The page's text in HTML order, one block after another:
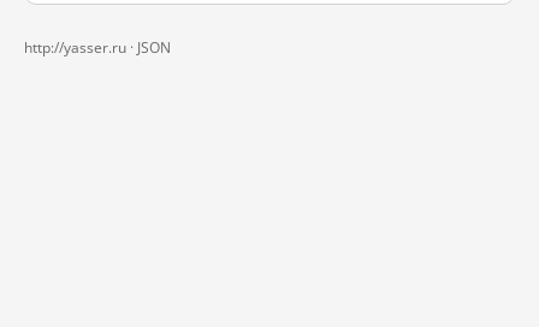
http://yasser.ru · JSON